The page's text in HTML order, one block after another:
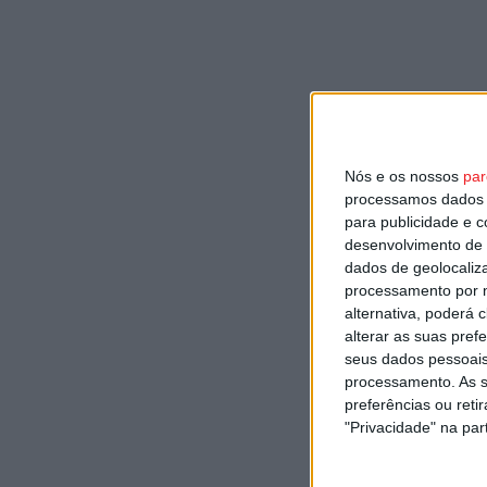
Nós e os nossos
processamos
para publicidade e
desenvolvimento de
dados de
processamento por
alternativa, poderá
alterar as suas
seus dados
processamento. As
preferências ou
"Privacidade" na